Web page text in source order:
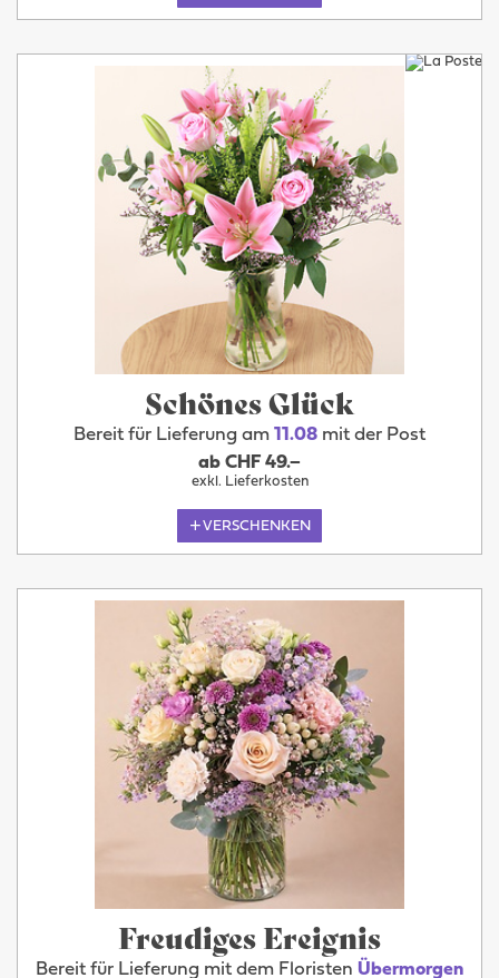
Schönes Glück
Bereit für Lieferung am 11.08 mit der Post
ab CHF 49.–
exkl. Lieferkosten
VERSCHENKEN
Freudiges Ereignis
Bereit für Lieferung mit dem Floristen Übermorgen